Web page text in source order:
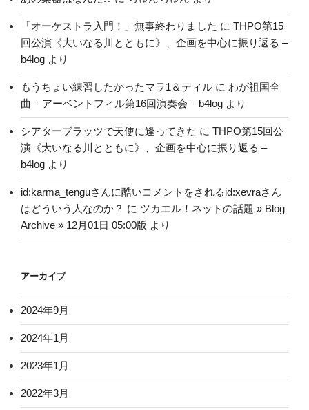
「オーケストラ入門！」無事終わりました に THPO第15
回公演《大いなる川とともに》、企画を中心に振り返る –
b4log より
もうちょい練習したかったマラ1＆ティル に わが祖国全
曲 – アーベントフィル第16回演奏会 – b4log より
シアターブラッツで天使に逢ってきた に THPO第15回公
演《大いなる川とともに》、企画を中心に振り返る –
b4log より
id:karma_tenguさんに酷いコメントをされるid:xevraさん
はどういう人なのか？ に ツカエル！ネットの話題 » Blog
Archive » 12月01日 05:00版 より
アーカイブ
2024年9月
2024年1月
2023年1月
2022年3月